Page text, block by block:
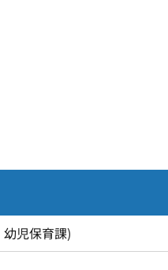
幼児保育課)